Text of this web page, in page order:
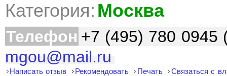
Категория: Москва
Телефон +7 (495) 780 0945
mgou@mail.ru
Написать отзыв Рекомендовать Печать Связаться с